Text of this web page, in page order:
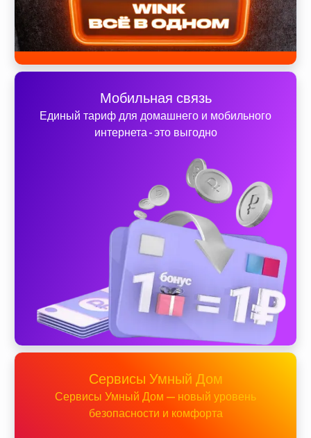
Мобильная связь
Единый тариф для домашнего и мобильного
интернета - это выгодно
Сервисы Умный Дом
Сервисы Умный Дом — новый уровень
безопасности и комфорта